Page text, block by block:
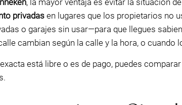
, la mayor ventaja es evitar la situación de
privadas en lugares que los propietarios no
o garajes sin usar—para que llegues
cambian según la calle y la hora, o
está libre o es de pago, puedes